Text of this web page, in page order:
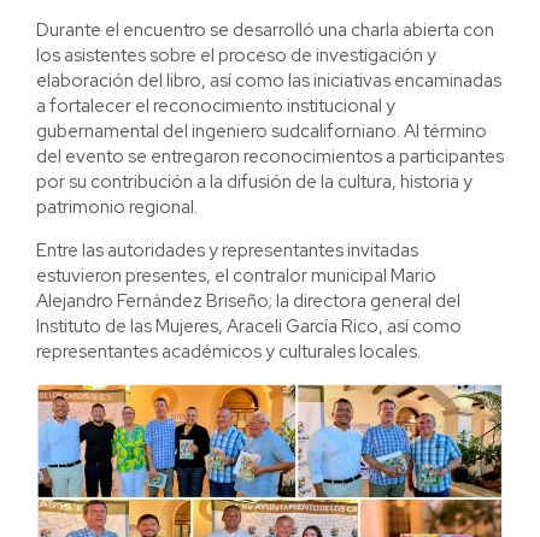
Durante el encuentro se desarrolló una charla abierta con
los asistentes sobre el proceso de investigación y
elaboración del libro, así como las iniciativas encaminadas
a fortalecer el reconocimiento institucional y
gubernamental del ingeniero sudcaliforniano. Al término
del evento se entregaron reconocimientos a participantes
por su contribución a la difusión de la cultura, historia y
patrimonio regional.
Entre las autoridades y representantes invitadas
estuvieron presentes, el contralor municipal Mario
Alejandro Fernández Briseño; la directora general del
Instituto de las Mujeres, Araceli García Rico, así como
representantes académicos y culturales locales.